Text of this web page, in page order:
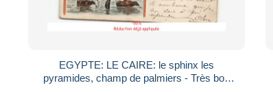
EGYPTE: LE CAIRE: le sphinx les
pyramides, champ de palmiers - Très bon